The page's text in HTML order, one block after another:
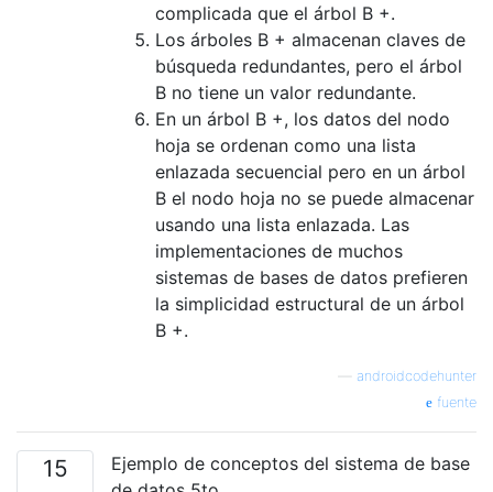
complicada que el árbol B +.
Los árboles B + almacenan claves de
búsqueda redundantes, pero el árbol
B no tiene un valor redundante.
En un árbol B +, los datos del nodo
hoja se ordenan como una lista
enlazada secuencial pero en un árbol
B el nodo hoja no se puede almacenar
usando una lista enlazada. Las
implementaciones de muchos
sistemas de bases de datos prefieren
la simplicidad estructural de un árbol
B +.
androidcodehunter
fuente
15
Ejemplo de conceptos del sistema de base